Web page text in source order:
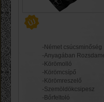
-Német csúcsminőség
-Anyagában
-Körömolló
-Körömcsípő
-Körömreszelő
-Szemöldökcsipesz
-Bőrfeltoló